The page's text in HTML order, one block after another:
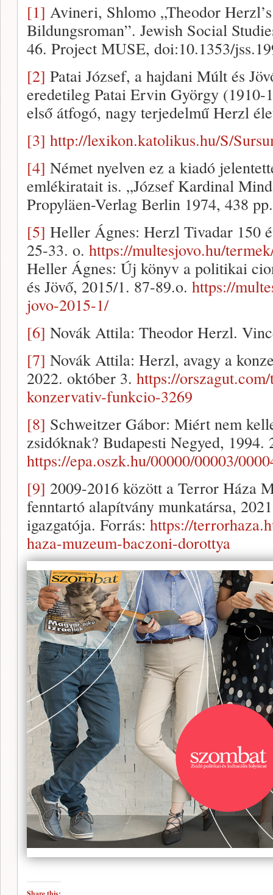
[1] Avineri, Shlomo „Theodor
Bildungsroman”. Jewish Social
46. Project MUSE, doi:10.1353/
[2] Patai József, a hajdani Múlt és
eredetileg Patai Ervin György (1910-
első átfogó, nagy terjedelmű Herzl
[3] http://lexikon.katolikus.hu/S/
[4] Német nyelven ez a kiadó
emlékiratait is. „József Kardinal
Propyläen-Verlag Berlin 1974, 438 pp.
[5] Heller Ágnes: Herzl Tivadar 150
25-33. o. https://multesjovo.hu/
Heller Ágnes: Új könyv a politikai
és Jövő, 2015/1. 87-89.o. https://
jovo-2015-1/
[6] Novák Attila: Theodor Herzl.
[7] Novák Attila: Herzl, avagy a
2022. október 3. https://
konzervativ-funkcio-3269
[8] Schweitzer Gábor: Miért nem
zsidóknak? Budapesti Negyed, 1994.
https://epa.oszk.hu/00000/00003/
[9] 2009-2016 között a Terror Háza
fenntartó alapítvány munkatársa,
igazgatója. Forrás: https://
haza-muzeum-baczoni-dorottya